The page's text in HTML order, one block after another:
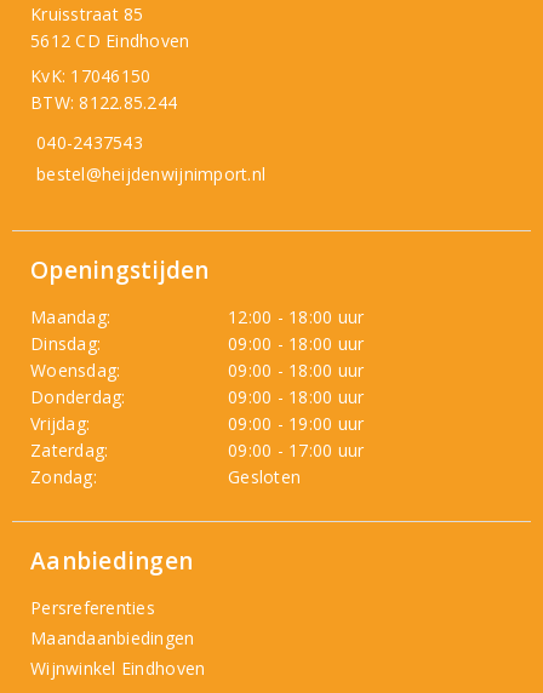
Kruisstraat 85
5612 CD Eindhoven
KvK: 17046150
BTW: 8122.85.244
040-2437543
bestel@heijdenwijnimport.nl
Openingstijden
Maandag:
12:00 - 18:00 uur
Dinsdag:
09:00 - 18:00 uur
Woensdag:
09:00 - 18:00 uur
Donderdag:
09:00 - 18:00 uur
Vrijdag:
09:00 - 19:00 uur
Zaterdag:
09:00 - 17:00 uur
Zondag:
Gesloten
Aanbiedingen
Persreferenties
Maandaanbiedingen
Wijnwinkel Eindhoven